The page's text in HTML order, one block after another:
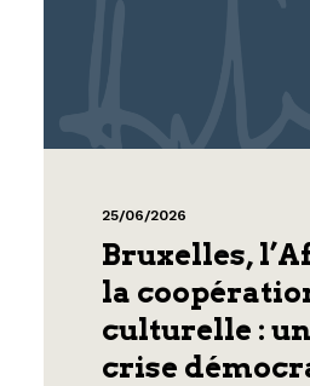
25/06/2026
Bruxelles,
la
culturelle :
crise